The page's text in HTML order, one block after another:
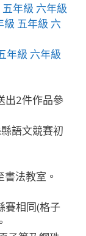
五年級 六年級
級 五年級 六
年級 六年級
出2件作品參
語文競賽初
法教室。
賽相同(格子